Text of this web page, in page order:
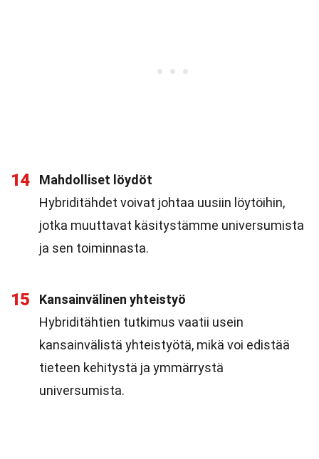
14
Mahdolliset löydöt
Hybriditähdet voivat johtaa uusiin löytöihin,
jotka muuttavat käsitystämme universumista
ja sen toiminnasta.
15
Kansainvälinen yhteistyö
Hybriditähtien tutkimus vaatii usein
kansainvälistä yhteistyötä, mikä voi edistää
tieteen kehitystä ja ymmärrystä
universumista.